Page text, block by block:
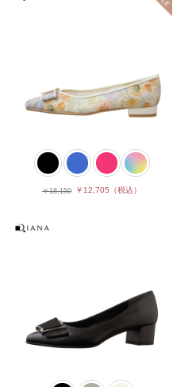
￥18,150 ￥12,705 （税込）